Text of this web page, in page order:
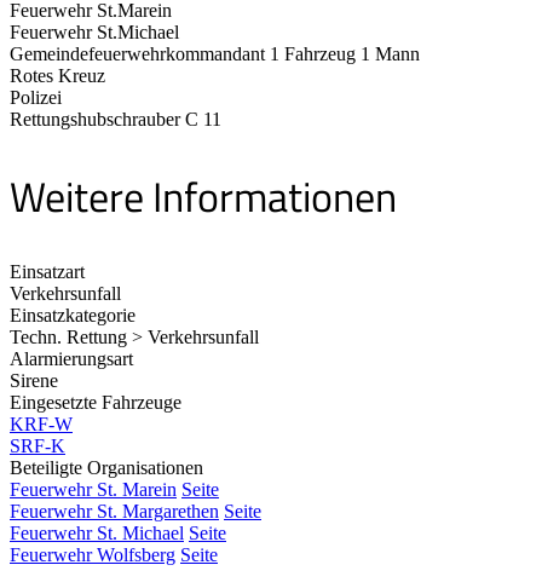
Feuerwehr St.Marein
Feuerwehr St.Michael
Gemeindefeuerwehrkommandant 1 Fahrzeug 1 Mann
Rotes Kreuz
Polizei
Rettungshubschrauber C 11
Weitere Informationen
Einsatzart
Verkehrsunfall
Einsatzkategorie
Techn. Rettung > Verkehrsunfall
Alarmierungsart
Sirene
Eingesetzte Fahrzeuge
KRF-W
SRF-K
Beteiligte Organisationen
Feuerwehr St. Marein Seite
Feuerwehr St. Margarethen Seite
Feuerwehr St. Michael Seite
Feuerwehr Wolfsberg Seite